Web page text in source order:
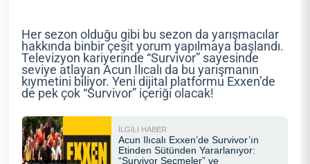
Her sezon olduğu gibi bu sezon da yarışmacılar
hakkında binbir çeşit yorum yapılmaya başlandı.
Televizyon kariyerinde “Survivor” sayesinde
seviye atlayan Acun Ilıcalı da bu yarışmanın
kıymetini biliyor. Yeni dijital platformu Exxen’de
de pek çok “Survivor” içeriği olacak!